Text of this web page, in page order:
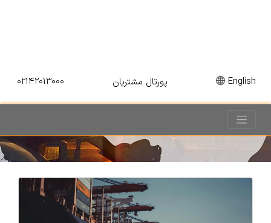
English پورتال مشتریان ۰۲۱۴۲۰۱۳۰۰۰